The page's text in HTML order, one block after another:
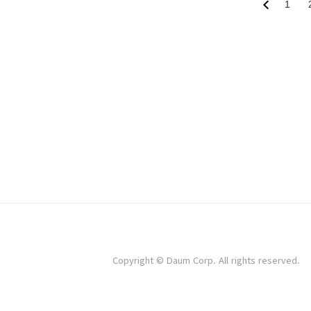
지 끝까지 가보지 않는 이상 알 수 없다. 내가 지금
이므로, 얼만큼 내가 성과를 내느냐에 따라 들어오는
1
Copyright © Daum Corp. All rights reserved.